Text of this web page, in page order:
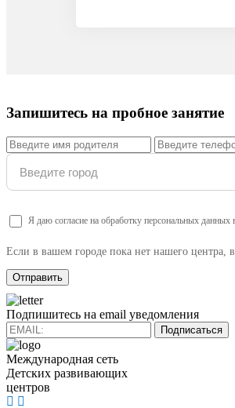
Запишитесь на пробное занятие
Я даю согласие на обработку персональных данных
Если в вашем городе пока нет нашего центра,
Подпишитесь на email уведомления
Подписаться
Международная сеть
Детских развивающих
центров